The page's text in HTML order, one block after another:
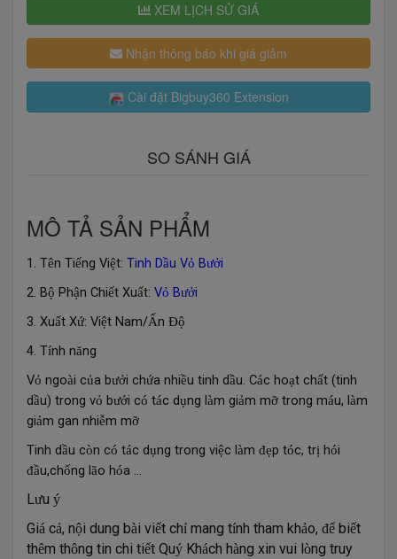
XEM LỊCH SỬ GIÁ
Nhận thông báo khi giá giảm
Cài đặt Bigbuy360 Extension
SO SÁNH GIÁ
MÔ TẢ SẢN PHẨM
1. Tên Tiếng Việt: Tinh Dầu Vỏ Bưởi
2. Bộ Phận Chiết Xuất: Vỏ Bưởi
3. Xuất Xứ: Việt Nam/Ấn Độ
4. Tính năng
Vỏ ngoài của bưởi chứa nhiều tinh dầu. Các hoạt chất (tinh
dầu) trong vỏ bưởi có tác dụng l àm giảm mỡ trong máu, l àm
giảm gan nhiễm mỡ
Tinh dầu còn có tác dụng trong việc l àm đẹp tóc, trị hói
đầu,chống l ão hóa ...
Lưu ý
Giá cả, nội dung bài viết chỉ mang tính tham khảo, để biết
thêm thông tin chi tiết Quý Khách hàng xin vui l òng truy